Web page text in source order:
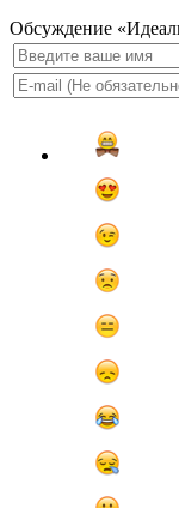
Обсуждение